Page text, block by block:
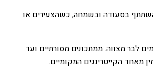
בסעודה ובשמחה, כשהצעירים או
לבר מצווה. ממתכונים מסורתיים ועד
מאחד הקייטרינגים המקומיים.